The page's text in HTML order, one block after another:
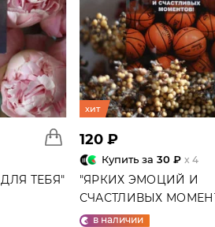
ТЕБЯ"
хит
120 ₽
Купить за 30 ₽ x 4
"ЯРКИХ ЭМОЦИЙ И
СЧАСТЛИВЫХ
ОТКРЫТКА
в наличии